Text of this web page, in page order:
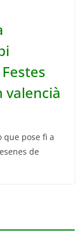
valencià
que pose fi a
de